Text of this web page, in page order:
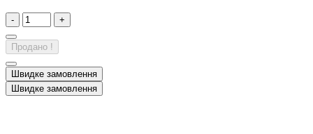
- +
Продано !
Швидке замовлення
Швидке замовлення